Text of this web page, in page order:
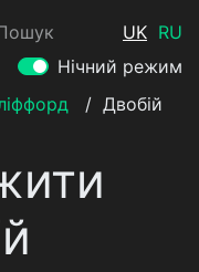
UK RU
Нічний режим
/ Двобій